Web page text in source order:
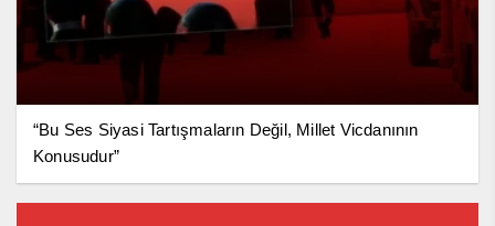
“Bu Ses Siyasi Tartışmaların Değil, Millet Vicdanının
Konusudur”